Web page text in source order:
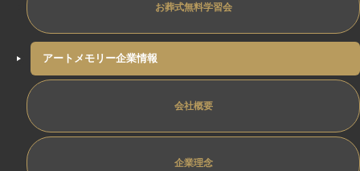
お葬式無料学習会
アートメモリー企業情報
会社概要
企業理念